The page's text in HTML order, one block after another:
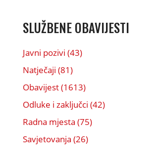
SLUŽBENE OBAVIJESTI
Javni pozivi (43)
Natječaji (81)
Obavijest (1613)
Odluke i zaključci (42)
Radna mjesta (75)
Savjetovanja (26)